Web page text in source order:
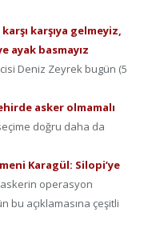
karşıya gelmeyiz,
ayak basmayız
Deniz Zeyrek bugün (5
asker olmamalı
doğru daha da
Karagül: Silopi’ye
operasyon
bu açıklamasına çeşitli